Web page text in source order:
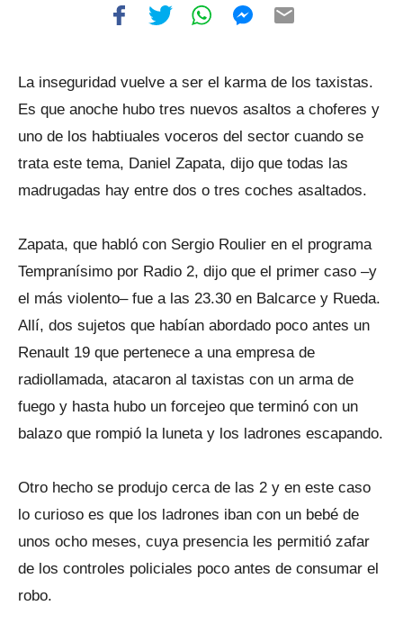
La inseguridad vuelve a ser el karma de los taxistas.
Es que anoche hubo tres nuevos asaltos a choferes y
uno de los habtiuales voceros del sector cuando se
trata este tema, Daniel Zapata, dijo que todas las
madrugadas hay entre dos o tres coches asaltados.
Zapata, que habló con Sergio Roulier en el programa
Tempranísimo por Radio 2, dijo que el primer caso –y
el más violento– fue a las 23.30 en Balcarce y Rueda.
Allí, dos sujetos que habían abordado poco antes un
Renault 19 que pertenece a una empresa de
radiollamada, atacaron al taxistas con un arma de
fuego y hasta hubo un forcejeo que terminó con un
balazo que rompió la luneta y los ladrones escapando.
Otro hecho se produjo cerca de las 2 y en este caso
lo curioso es que los ladrones iban con un bebé de
unos ocho meses, cuya presencia les permitió zafar
de los controles policiales poco antes de consumar el
robo.